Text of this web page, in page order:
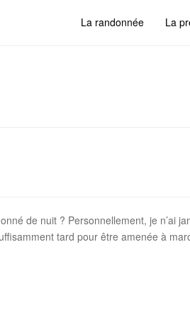
La randonnée La
de nuit ? Personnellement, je n’ai
tard pour être amenée à